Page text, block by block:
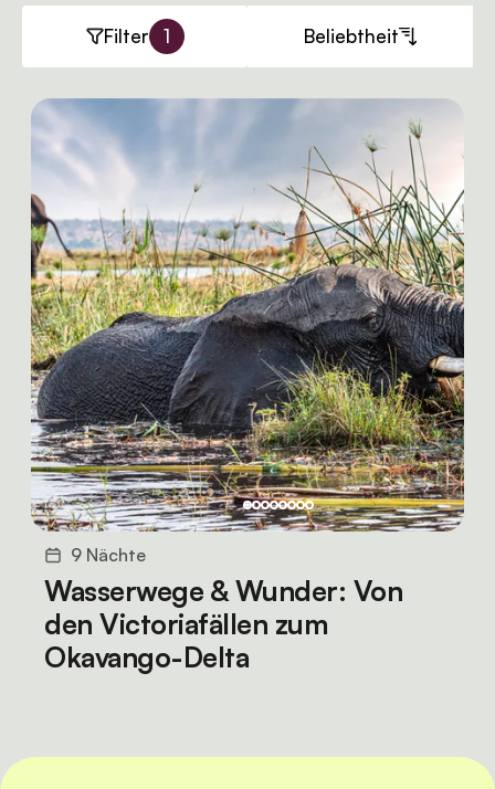
Filter 1 Beliebtheit
9 Nächte
Wasserwege & Wunder: Von
den Victoriafällen zum
Okavango-Delta